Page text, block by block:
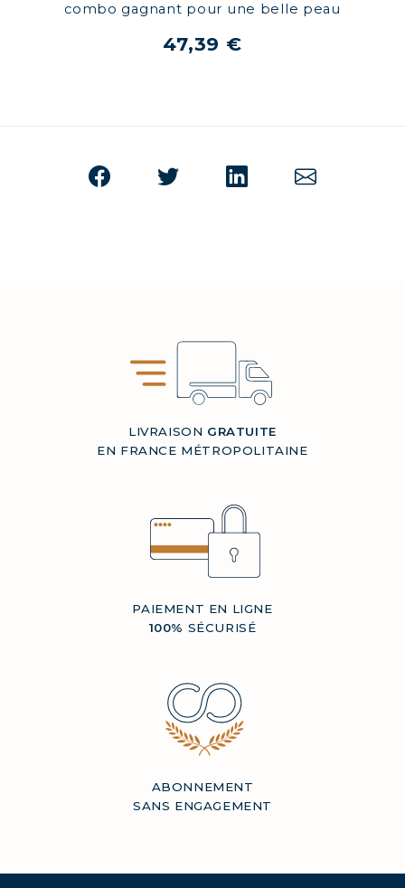
combo gagnant pour une belle peau
47,39 €
LIVRAISON GRATUITE
EN FRANCE MÉTROPOLITAINE
PAIEMENT EN LIGNE
100% SÉCURISÉ
ABONNEMENT
SANS ENGAGEMENT